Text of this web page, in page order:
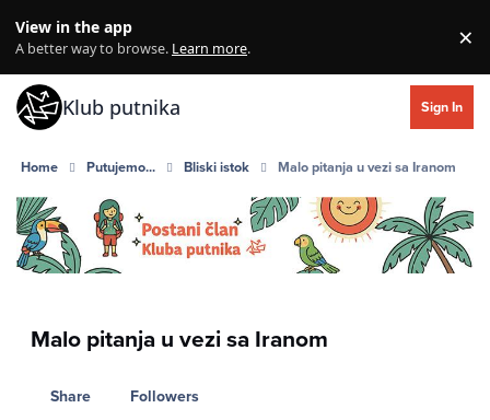
View in the app
A better way to browse. Learn more. ×
Klub putnika Sign In
Home Putujemo... Bliski istok Malo pitanja u vezi sa Iranom
Malo pitanja u vezi sa Iranom
Share Followers